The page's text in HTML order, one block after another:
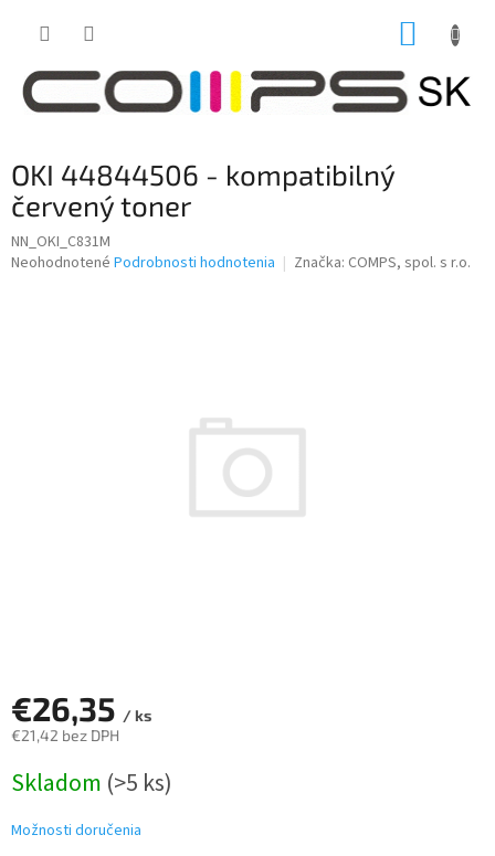
OKI 44844506 - kompatibilný
červený toner
NN_OKI_C831M
Priemerné
Neohodnotené Podrobnosti hodnotenia Značka: COMPS, spol. s r.o.
€26,35 / ks
€21,42 bez DPH
cena:
Skladom (>5 ks)
Možnosti doručenia